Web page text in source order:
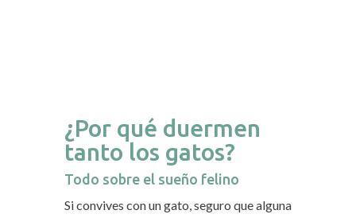
¿Por qué duermen
tanto los gatos?
Todo sobre el sueño felino
Si convives con un gato, seguro que alguna